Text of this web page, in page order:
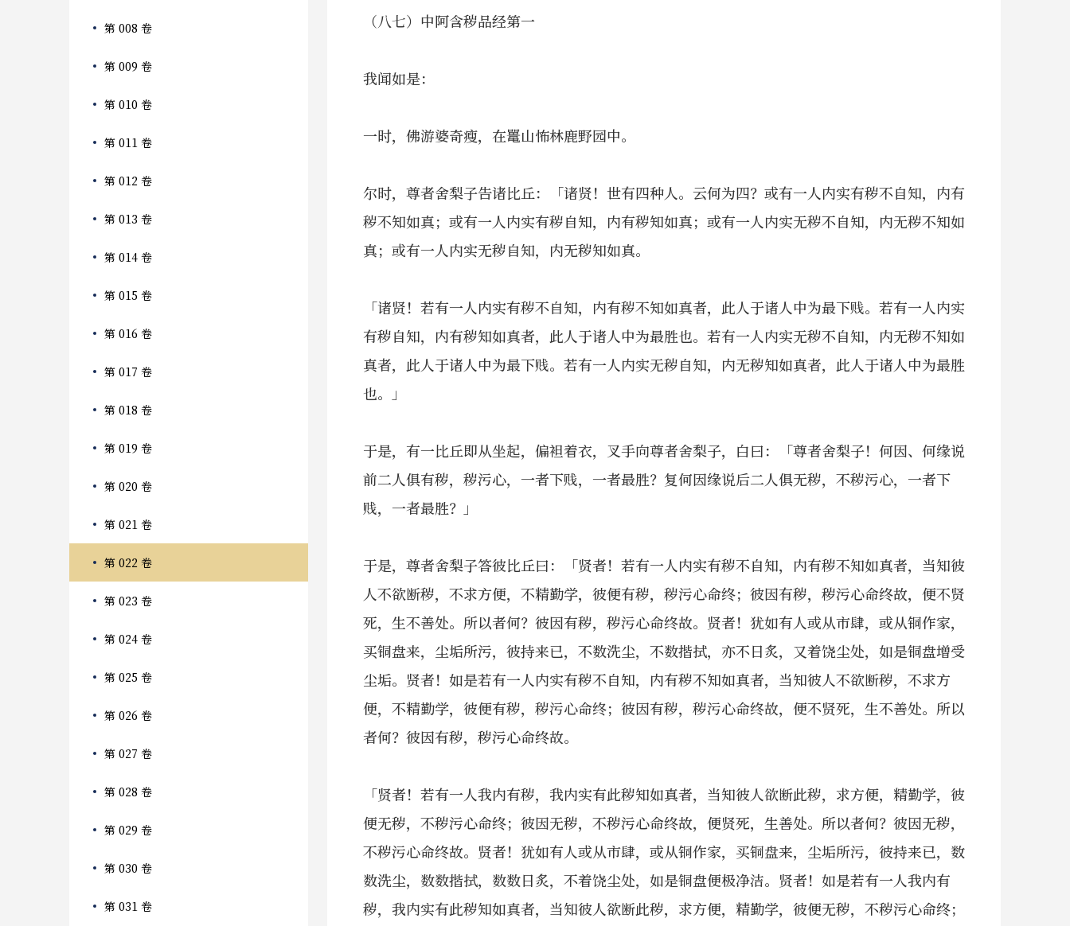
第 008 卷
第 009 卷
第 010 卷
第 011 卷
第 012 卷
第 013 卷
第 014 卷
第 015 卷
第 016 卷
第 017 卷
第 018 卷
第 019 卷
第 020 卷
第 021 卷
第 022 卷
第 023 卷
第 024 卷
第 025 卷
第 026 卷
第 027 卷
第 028 卷
第 029 卷
第 030 卷
第 031 卷
（八七）中阿含秽品经第一
我闻如是：
一时，佛游婆奇瘦，在鼍山怖林鹿野园中。
尔时，尊者舍梨子告诸比丘：「诸贤！世有四种人。云何为四？或有一人内实有秽不自知，内有
秽不知如真；或有一人内实有秽自知，内有秽知如真；或有一人内实无秽不自知，内无秽不知如
真；或有一人内实无秽自知，内无秽知如真。
「诸贤！若有一人内实有秽不自知，内有秽不知如真者，此人于诸人中为最下贱。若有一人内实
有秽自知，内有秽知如真者，此人于诸人中为最胜也。若有一人内实无秽不自知，内无秽不知如
真者，此人于诸人中为最下贱。若有一人内实无秽自知，内无秽知如真者，此人于诸人中为最胜
也。」
于是，有一比丘即从坐起，偏袒着衣，叉手向尊者舍梨子，白曰：「尊者舍梨子！何因、何缘说
前二人俱有秽，秽污心，一者下贱，一者最胜？复何因缘说后二人俱无秽，不秽污心，一者下
贱，一者最胜？」
于是，尊者舍梨子答彼比丘曰：「贤者！若有一人内实有秽不自知，内有秽不知如真者，当知彼
人不欲断秽，不求方便，不精勤学，彼便有秽，秽污心命终；彼因有秽，秽污心命终故，便不贤
死，生不善处。所以者何？彼因有秽，秽污心命终故。贤者！犹如有人或从市肆，或从铜作家，
买铜盘来，尘垢所污，彼持来已，不数洗尘，不数揩拭，亦不日炙，又着饶尘处，如是铜盘增受
尘垢。贤者！如是若有一人内实有秽不自知，内有秽不知如真者，当知彼人不欲断秽，不求方
便，不精勤学，彼便有秽，秽污心命终；彼因有秽，秽污心命终故，便不贤死，生不善处。所以
者何？彼因有秽，秽污心命终故。
「贤者！若有一人我内有秽，我内实有此秽知如真者，当知彼人欲断此秽，求方便，精勤学，彼
便无秽，不秽污心命终；彼因无秽，不秽污心命终故，便贤死，生善处。所以者何？彼因无秽，
不秽污心命终故。贤者！犹如有人或从市肆，或从铜作家，买铜盘来，尘垢所污，彼持来已，数
数洗尘，数数揩拭，数数日炙，不着饶尘处，如是铜盘便极净洁。贤者！如是若有一人我内有
秽，我内实有此秽知如真者，当知彼人欲断此秽，求方便，精勤学，彼便无秽，不秽污心命终；